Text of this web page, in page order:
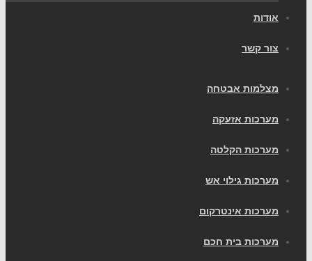
קשר
אבטחה
אזעקה
הקלטה
גילוי אש
אינטרקום
בית חכם